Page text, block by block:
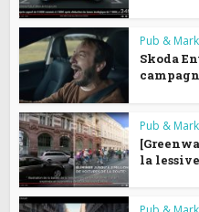
Pub &
Skoda
Pub &
la